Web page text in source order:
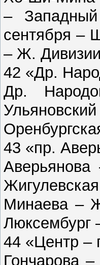
–
сентября –
– Ж.
42 «Др.
Др.
43 «пр.
Минаева –
Люксембург
44 «Центр –
Гончарова